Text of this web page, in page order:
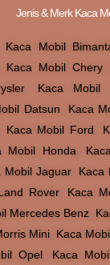
Jenis & Merk Kaca
Kaca Mobil
Kaca Mobil Chery,
, Kaca Mobil
Datsun Kaca
Kaca Mobil Ford
Mobil Honda
Mobil Jaguar, Kaca
Rover, Kaca
Mercedes Benz
Mini, Kaca
Opel Kaca